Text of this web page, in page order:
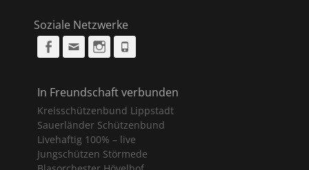
Soziale Netzwerke
Facebook
Email Instagram
In Freundschaft verbunden
Kreisschützenbund Lippstadt
Sauerländer Schützenbund
Livehaftig 100% – live
Jungschützen Störmede